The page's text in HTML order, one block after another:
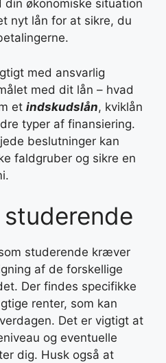
din økonomiske situation
nyt lån for at sikre, du
med ansvarlig
med dit lån – hvad
et indskudslån, kviklån
typer af finansiering.
beslutninger kan
faldgruber og sikre en
studerende kræver
af de forskellige
Der findes specifikke
renter, som kan
Det er vigtigt at
og eventuelle
dig. Husk også at